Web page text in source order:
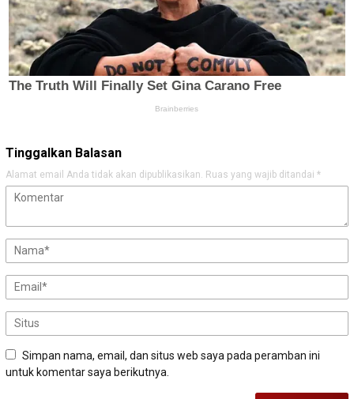
Tinggalkan Balasan
Alamat email Anda tidak akan dipublikasikan. Ruas yang wajib ditandai *
Simpan nama, email, dan situs web saya pada peramban ini
untuk komentar saya berikutnya.